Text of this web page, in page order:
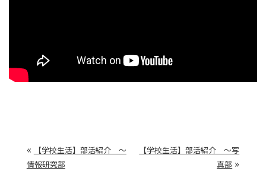
«
【学校生活】部活紹介 ～
情報研究部
【学校生活】部活紹介 ～写
真部 »